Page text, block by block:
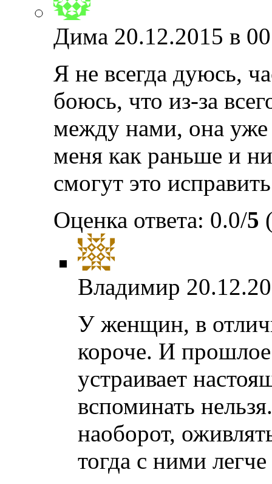
Дима 20.12.2015 в
Я не всегда дуюсь,
боюсь, что из-за
между нами, она уже
меня как раньше и
смогут это
Оценка ответа: 0.0/5
Владимир
У женщин, в
короче. И
устраивает
вспоминать
наоборот,
тогда с ними